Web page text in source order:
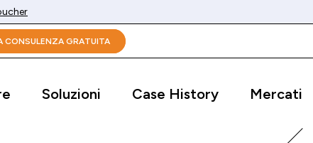
CONSULENZA GRATUITA
Soluzioni Case History Mercati